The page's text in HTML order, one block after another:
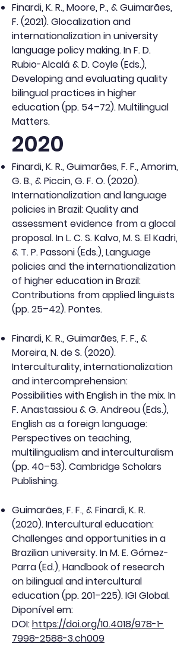
Finardi, K. R., Moore, P., & Guimarães,
F. (2021). Glocalization and
internationalization in university
language policy making. In F. D.
Rubio-Alcalá & D. Coyle (Eds.),
Developing and evaluating quality
bilingual practices in higher
education (pp. 54–72). Multilingual
Matters.
2020
Finardi, K. R., Guimarães, F. F., Amorim,
G. B., & Piccin, G. F. O. (2020).
Internationalization and language
policies in Brazil: Quality and
assessment evidence from a glocal
proposal. In L. C. S. Kalvo, M. S. El Kadri,
& T. P. Passoni (Eds.), Language
policies and the internationalization
of higher education in Brazil:
Contributions from applied linguists
(pp. 25–42). Pontes.
Finardi, K. R., Guimarães, F. F., &
Moreira, N. de S. (2020).
Interculturality, internationalization
and intercomprehension:
Possibilities with English in the mix. In
F. Anastassiou & G. Andreou (Eds.),
English as a foreign language:
Perspectives on teaching,
multilingualism and interculturalism
(pp. 40–53). Cambridge Scholars
Publishing.
Guimarães, F. F., & Finardi, K. R.
(2020). Intercultural education:
Challenges and opportunities in a
Brazilian university. In M. E. Gómez-
Parra (Ed.), Handbook of research
on bilingual and intercultural
education (pp. 201–225). IGI Global.
Diponível em:
DOI:https://doi.org/10.4018/978-1-
7998-2588-3.ch009